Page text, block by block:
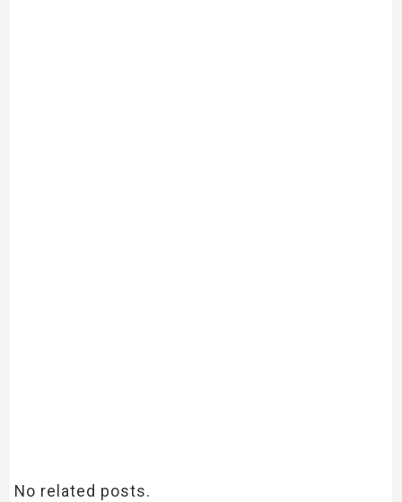
No related posts.